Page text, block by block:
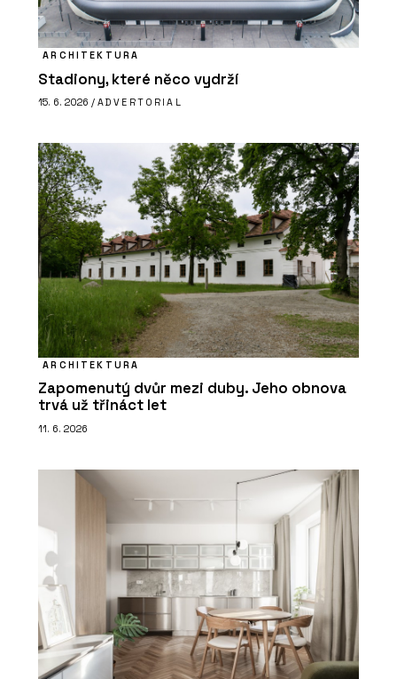
ARCHITEKTURA
Stadiony, které něco vydrží
15. 6. 2026 / ADVERTORIAL
ARCHITEKTURA
Zapomenutý dvůr mezi duby. Jeho obnova
trvá už třináct let
11. 6. 2026